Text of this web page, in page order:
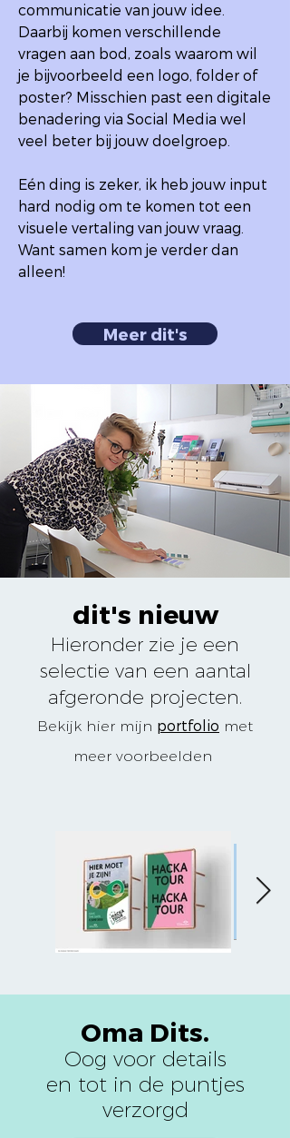
communicatie van jouw idee.
Daarbij komen verschillende
vragen aan bod, zoals waarom wil
je bijvoorbeeld een logo, folder of
poster? Misschien past een digitale
benadering via Social Media wel
veel beter bij jouw doelgroep.
Eén ding is zeker, ik heb jouw input
hard nodig om te komen tot een
visuele vertaling van jouw vraag.
Want samen kom je verder dan
alleen!
Meer dit's
dit's nieuw
Hieronder zie je een
selectie van een aantal
afgeronde projecten.
Bekijk hier mijn portfolio met
meer voorbeelden
Oma Dits.
Oog voor details
en tot in de puntjes
verzorgd